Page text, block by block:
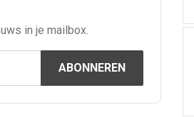
in je mailbox.
ABONNEREN